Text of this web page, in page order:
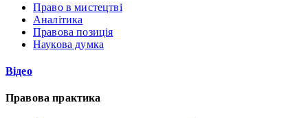
Право в мистецтві
Аналітика
Правова позиція
Наукова думка
Відео
Правова практика